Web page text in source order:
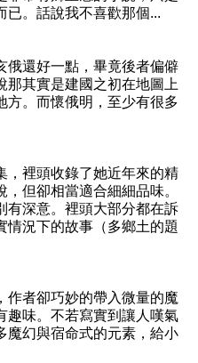
已。話說我不喜歡那個...
俄還好一點，畢竟後者偏僻
那其實是建國之初在地圖上
方。而懷俄明，至少有很多
，裡頭收錄了她近年來的精
但卻相當適合細細品味。
有深意。裡頭大部分都在訴
情況下的故事（多鄉土的題
作者卻巧妙的帶入微量的魔
趣味。不若寫實到讓人嘆氣
魔幻與宿命式的元素，給小